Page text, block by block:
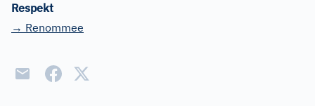
Respekt
→ Renommee